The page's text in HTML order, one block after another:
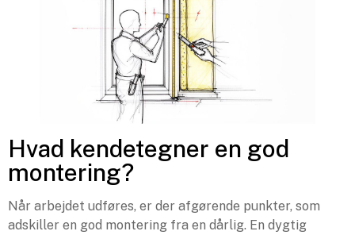
Hvad kendetegner en god
montering?
Når arbejdet udføres, er der afgørende punkter, som
adskiller en god montering fra en dårlig. En dygtig